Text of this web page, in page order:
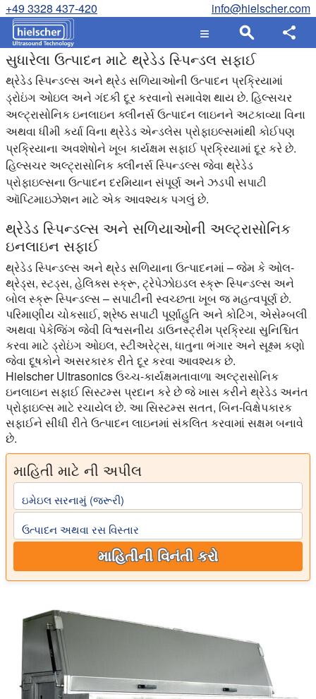
+49 3328 437-420 info@hielscher.com
સુધારેલા ઉત્પાદન માટે થ્રેડેડ સ્પિન્ડલ સફાઈ
થ્રેડેડ સ્પિન્ડલ્સ અને થ્રેડ સળિયાઓની ઉત્પાદન પ્રક્રિયામાં
ડ્રોઇંગ ઓઇલ અને ગંદકી દૂર કરવાનો સમાવેશ થાય છે. હિલ્સચર
અલ્ટ્રાસોનિક ઇનલાઇન ક્લીનર્સ ઉત્પાદન લાઇનને અટકાવ્યા વિના
અથવા ધીમી કર્યા વિના થ્રેડેડ એન્ડલેસ પ્રોફાઇલ્સમાંથી કોઈપણ
પ્રક્રિયાના અવશેષોને ખૂબ કાર્યક્ષમ સફાઈ પ્રક્રિયામાં દૂર કરે છે.
હિલ્સચર અલ્ટ્રાસોનિક ક્લીનર્સ સ્પિન્ડલ્સ જેવા થ્રેડેડ
પ્રોફાઇલ્સના ઉત્પાદન દરમિયાન સંપૂર્ણ અને ઝડપી સપાટી
ઑપ્ટિમાઇઝેશન માટે એક આવશ્યક પગલું છે.
થ્રેડેડ સ્પિન્ડલ્સ અને સળિયાઓની અલ્ટ્રાસોનિક
ઇનલાઇન સફાઈ
થ્રેડેડ સ્પિન્ડલ્સ અને થ્રેડ સળિયાના ઉત્પાદનમાં – જેમ કે ઓલ-
થ્રેડ્સ, સ્ટડ્સ, હેલિક્સ સ્ક્રૂ, ટ્રેપેઝોઇડલ સ્ક્રૂ સ્પિન્ડલ્સ અને
બોલ સ્ક્રૂ સ્પિન્ડલ્સ – સપાટીની સ્વચ્છતા ખૂબ જ મહત્વપૂર્ણ છે.
પરિમાણીય ચોકસાઈ, શ્રેષ્ઠ સપાટી પૂર્ણાહુતિ અને કોટિંગ, એસેમ્બલી
અથવા પેકેજિંગ જેવી વિશ્વસનીય ડાઉનસ્ટ્રીમ પ્રક્રિયા સુનિશ્ચિત
કરવા માટે ડ્રોઇંગ ઓઇલ, સ્ટીઅરેટ્સ, ધાતુના ભંગાર અને સૂક્ષ્મ કણો
જેવા દૂષકોને અસરકારક રીતે દૂર કરવા આવશ્યક છે.
Hielscher Ultrasonics ઉચ્ચ-કાર્યક્ષમતાવાળા અલ્ટ્રાસોનિક
ઇનલાઇન સફાઈ સિસ્ટમ્સ પ્રદાન કરે છે જે ખાસ કરીને થ્રેડેડ અનંત
પ્રોફાઇલ્સ માટે રચાયેલ છે. આ સિસ્ટમ્સ સતત, બિન-વિક્ષેપકારક
સફાઈને સીધી રીતે ઉત્પાદન લાઇનમાં સંકલિત કરવામાં સક્ષમ બનાવે
છે.
માહિતી માટે ની અપીલ
ઇમેઇલ સરનામું (જરૂરી)
ઉત્પાદન અથવા રસ વિસ્તાર
માહિતીની વિનંતી કરો